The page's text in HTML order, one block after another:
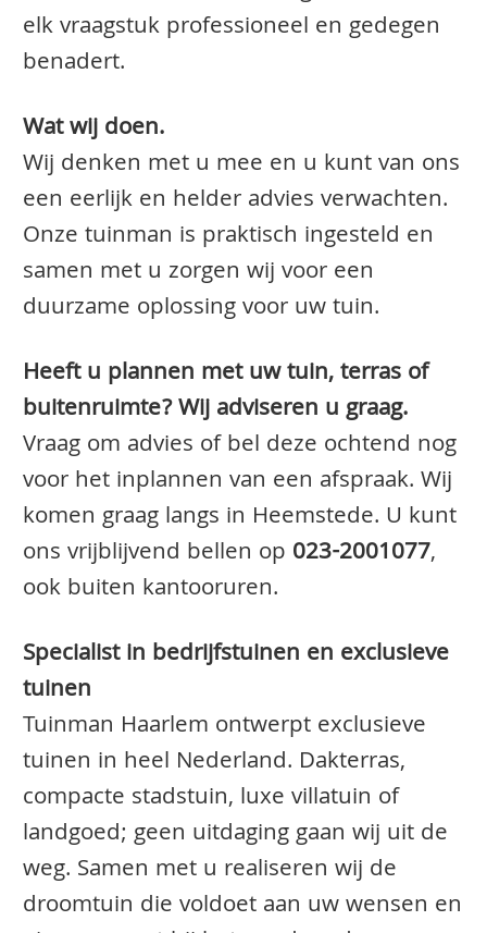
elk vraagstuk professioneel en gedegen
benadert.
Wat wij doen.
Wij denken met u mee en u kunt van ons
een eerlijk en helder advies verwachten.
Onze tuinman is praktisch ingesteld en
samen met u zorgen wij voor een
duurzame oplossing voor uw tuin.
Heeft u plannen met uw tuin, terras of
buitenruimte? Wij adviseren u graag.
Vraag om advies of bel deze ochtend nog
voor het inplannen van een afspraak. Wij
komen graag langs in Heemstede. U kunt
ons vrijblijvend bellen op 023-2001077,
ook buiten kantooruren.
Specialist in bedrijfstuinen en exclusieve
tuinen
Tuinman Haarlem ontwerpt exclusieve
tuinen in heel Nederland. Dakterras,
compacte stadstuin, luxe villatuin of
landgoed; geen uitdaging gaan wij uit de
weg. Samen met u realiseren wij de
droomtuin die voldoet aan uw wensen en